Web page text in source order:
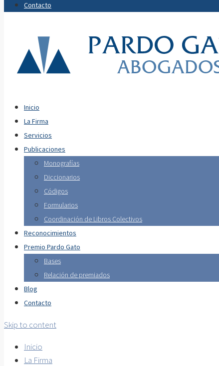
Contacto
Inicio
La Firma
Servicios
Publicaciones
Monografías
Diccionarios
Códigos
Formularios
Coordinación de Libros Colectivos
Reconocimientos
Premio Pardo Gato
Bases
Relación de premiados
Blog
Contacto
Skip to content
Inicio
La Firma